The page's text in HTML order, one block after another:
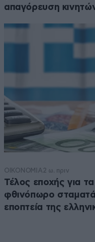
απαγόρευση
ΟΙΚΟΝΟΜΙΑ2 ω. πριν
Τέλος εποχής για
φθινόπωρο σταματά
εποπτεία της